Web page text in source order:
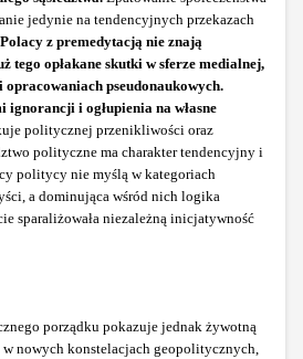
jedynie na tendencyjnych przekazach
Polacy z premedytacją nie znają
tego opłakane skutki w sferze medialnej,
pseudonaukowych.
ignorancji i ogłupienia na własne
politycznej przenikliwości oraz
polityczne ma charakter tendencyjny i
politycy nie myślą w kategoriach
a dominująca wśród nich logika
sparaliżowała niezależną inicjatywność
porządku pokazuje jednak żywotną
nowych konstelacjach geopolitycznych,